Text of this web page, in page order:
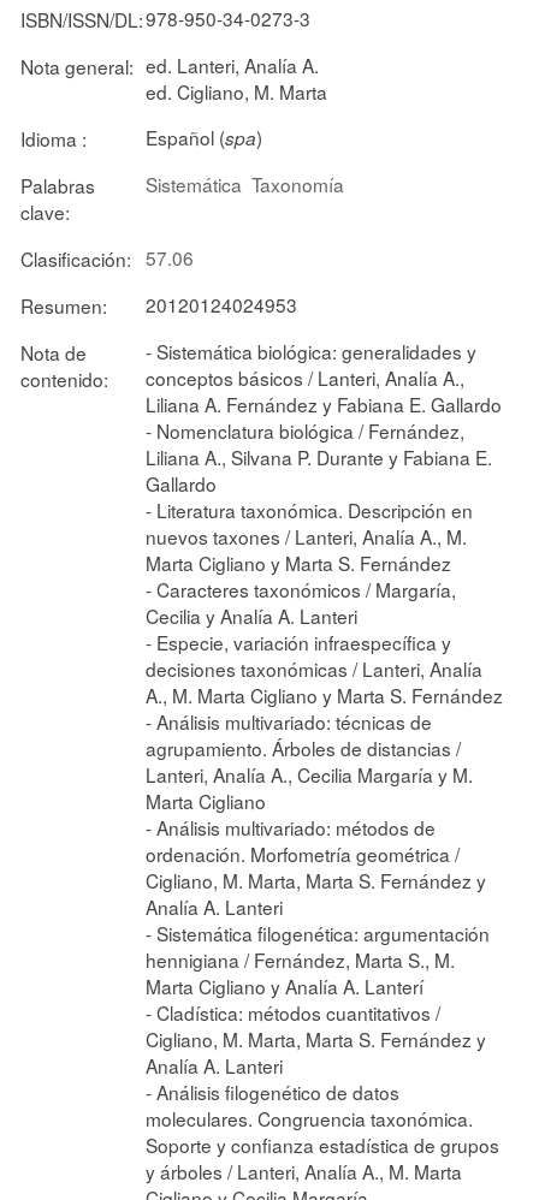
ISBN/ISSN/DL:978-950-34-0273-3
Nota general: ed. Lanteri, Analía A.
ed. Cigliano, M. Marta
Idioma :
Español (spa)
Palabras
clave:
Sistemática Taxonomía
Clasificación: 57.06
Resumen:
20120124024953
Nota de
contenido:
- Sistemática biológica: generalidades y
conceptos básicos / Lanteri, Analía A.,
Liliana A. Fernández y Fabiana E. Gallardo
- Nomenclatura biológica / Fernández,
Liliana A., Silvana P. Durante y Fabiana E.
Gallardo
- Literatura taxonómica. Descripción en
nuevos taxones / Lanteri, Analía A., M.
Marta Cigliano y Marta S. Fernández
- Caracteres taxonómicos / Margaría,
Cecilia y Analía A. Lanteri
- Especie, variación infraespecífica y
decisiones taxonómicas / Lanteri, Analía
A., M. Marta Cigliano y Marta S. Fernández
- Análisis multivariado: técnicas de
agrupamiento. Árboles de distancias /
Lanteri, Analía A., Cecilia Margaría y M.
Marta Cigliano
- Análisis multivariado: métodos de
ordenación. Morfometría geométrica /
Cigliano, M. Marta, Marta S. Fernández y
Analía A. Lanteri
- Sistemática filogenética: argumentación
hennigiana / Fernández, Marta S., M.
Marta Cigliano y Analía A. Lanterí
- Cladística: métodos cuantitativos /
Cigliano, M. Marta, Marta S. Fernández y
Analía A. Lanteri
- Análisis filogenético de datos
moleculares. Congruencia taxonómica.
Soporte y confianza estadística de grupos
y árboles / Lanteri, Analía A., M. Marta